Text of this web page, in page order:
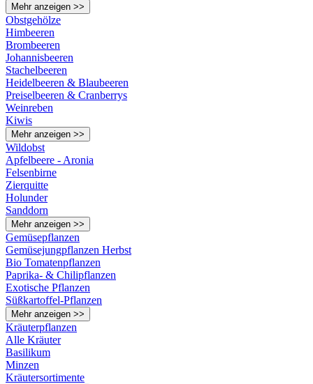
Mehr anzeigen >>
Obstgehölze
Himbeeren
Brombeeren
Johannisbeeren
Stachelbeeren
Heidelbeeren & Blaubeeren
Preiselbeeren & Cranberrys
Weinreben
Kiwis
Mehr anzeigen >>
Wildobst
Apfelbeere - Aronia
Felsenbirne
Zierquitte
Holunder
Sanddorn
Mehr anzeigen >>
Gemüsepflanzen
Gemüsejungpflanzen Herbst
Bio Tomatenpflanzen
Paprika- & Chilipflanzen
Exotische Pflanzen
Süßkartoffel-Pflanzen
Mehr anzeigen >>
Kräuterpflanzen
Alle Kräuter
Basilikum
Minzen
Kräutersortimente